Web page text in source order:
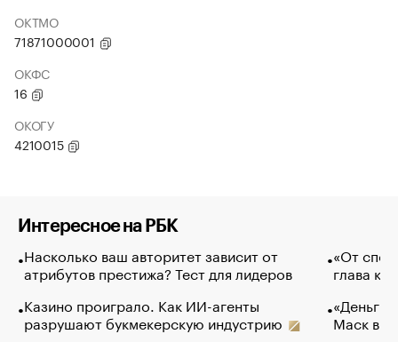
ОКТМО
71871000001
ОКФС
16
ОКОГУ
4210015
Интересное на РБК
Насколько ваш авторитет зависит от
атрибутов престижа? Тест для лидеров
Казино проиграло. Как ИИ-агенты
разрушают букмекерскую индустрию
«От
глава
«Деньги
Маск в